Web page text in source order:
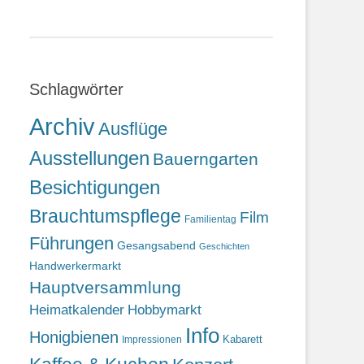
Schlagwörter
ArchivAusflüge
Ausstellungen Bauerngarten
Besichtigungen
Brauchtumspflege Familientag Film
Führungen Gesangsabend Geschichten
Handwerkermarkt
Hauptversammlung
Heimatkalender Hobbymarkt
Honigbienen Impressionen Info Kabarett